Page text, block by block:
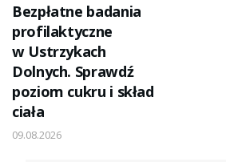
Bezpłatne badania
profilaktyczne
w Ustrzykach
Dolnych. Sprawdź
poziom cukru i skład
ciała
09.08.2026